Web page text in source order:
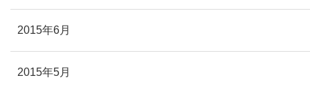
2015年6月
2015年5月